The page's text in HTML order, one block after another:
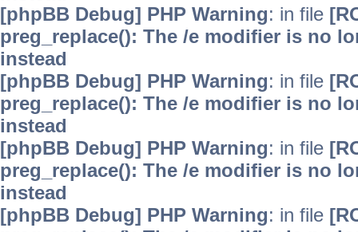
[phpBB Debug] PHP Warning: in file
preg_replace(): The /e modifier is no
instead
[phpBB Debug] PHP Warning: in file
preg_replace(): The /e modifier is no
instead
[phpBB Debug] PHP Warning: in file
preg_replace(): The /e modifier is no
instead
[phpBB Debug] PHP Warning: in file